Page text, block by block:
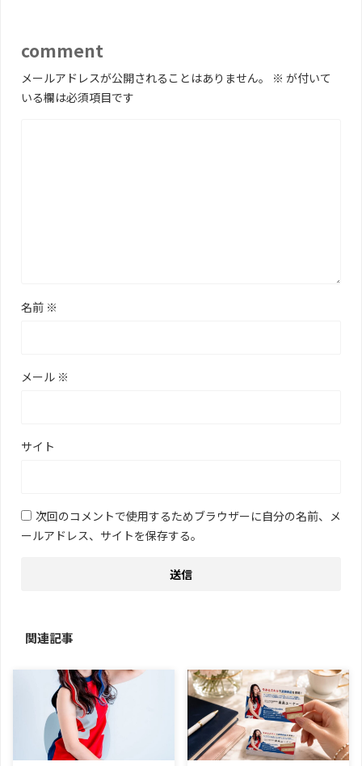
comment
メールアドレスが公開されることはありません。 ※ が付いて
いる欄は必須項目です
名前 ※
メール ※
サイト
次回のコメントで使用するためブラウザーに自分の名前、メ
ールアドレス、サイトを保存する。
関連記事